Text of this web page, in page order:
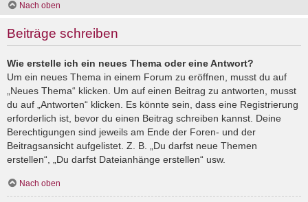
Nach oben
Beiträge schreiben
Wie erstelle ich ein neues Thema oder eine Antwort?
Um ein neues Thema in einem Forum zu eröffnen, musst du auf
„Neues Thema“ klicken. Um auf einen Beitrag zu antworten, musst
du auf „Antworten“ klicken. Es könnte sein, dass eine Registrierung
erforderlich ist, bevor du einen Beitrag schreiben kannst. Deine
Berechtigungen sind jeweils am Ende der Foren- und der
Beitragsansicht aufgelistet. Z. B. „Du darfst neue Themen
erstellen“, „Du darfst Dateianhänge erstellen“ usw.
Nach oben